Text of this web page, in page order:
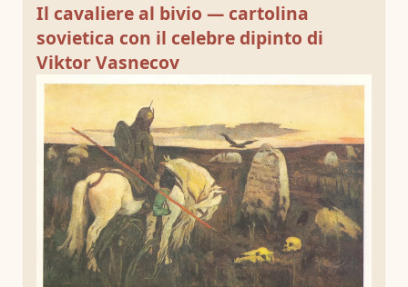
Il cavaliere al bivio — cartolina
sovietica con il celebre dipinto di
Viktor Vasnecov